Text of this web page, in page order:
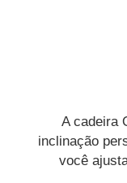
A cadeira
inclinação
você